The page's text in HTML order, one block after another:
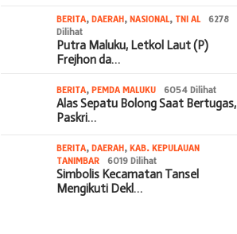
BERITA,DAERAH,NASIONAL, TNI AL
6278
Dilihat
Putra Maluku, Letkol Laut (P)
Frejhon da…
BERITA,PEMDA MALUKU 6054 Dilihat
Alas Sepatu Bolong Saat Bertugas,
Paskri…
BERITA,DAERAH,KAB. KEPULAUAN
TANIMBAR
6019 Dilihat
Simbolis Kecamatan Tansel
Mengikuti Dekl…